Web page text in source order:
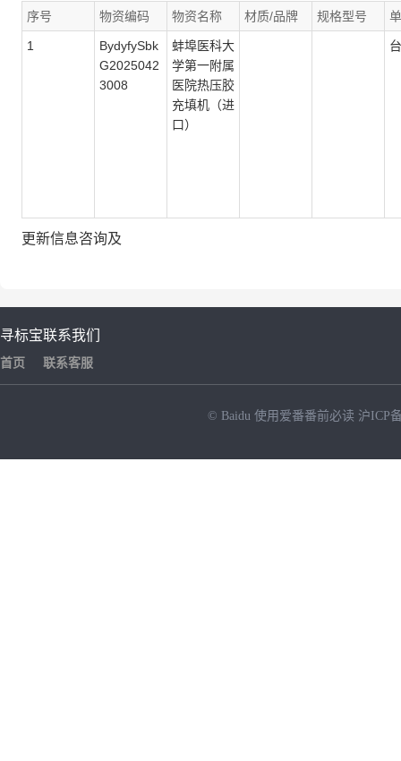
序号 物资编码 物资名称 材质/品牌 规格型号
1
BydyfySbk
G2025042
3008
蚌埠医科大
学第一附属
医院热压胶
充填机（进
口）
台
更新信息咨询及
寻标宝
首页
联系我们
联系客服
© Baidu 使用爱番番前必读 沪ICP